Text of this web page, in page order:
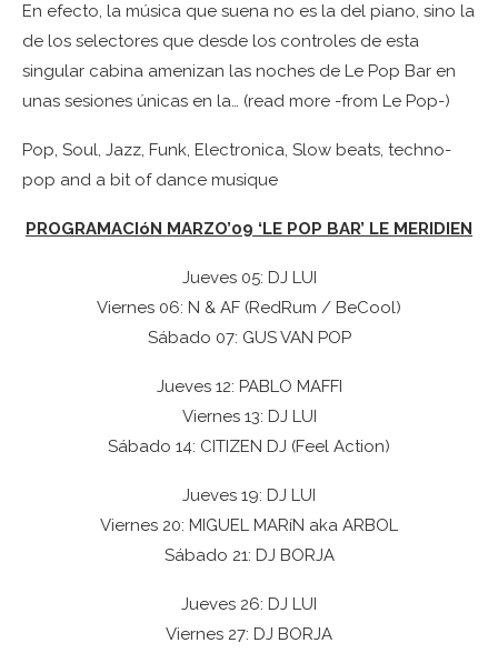
En efecto, la música que suena no es la del piano, sino la
de los selectores que desde los controles de esta
singular cabina amenizan las noches de Le Pop Bar en
unas sesiones únicas en la… (read more -from Le Pop-)
Pop, Soul, Jazz, Funk, Electronica, Slow beats, techno-
pop and a bit of dance musique
PROGRAMACIóN MARZO’09 ‘LE POP BAR’ LE MERIDIEN
Jueves 05: DJ LUI
Viernes 06: N & AF (RedRum / BeCool)
Sábado 07: GUS VAN POP
Jueves 12: PABLO MAFFI
Viernes 13: DJ LUI
Sábado 14: CITIZEN DJ (Feel Action)
Jueves 19: DJ LUI
Viernes 20: MIGUEL MARíN aka ARBOL
Sábado 21: DJ BORJA
Jueves 26: DJ LUI
Viernes 27: DJ BORJA